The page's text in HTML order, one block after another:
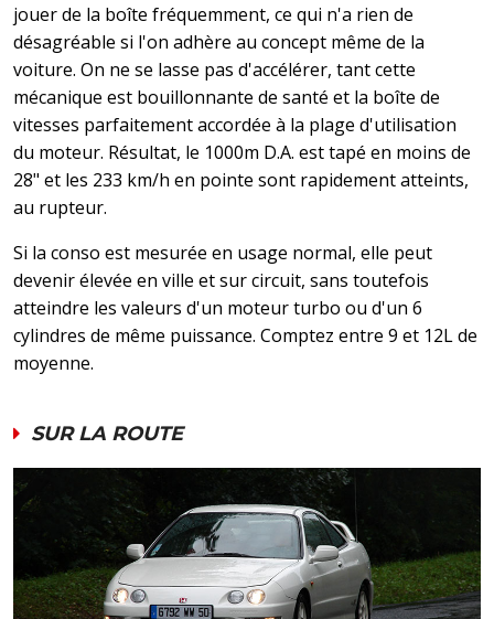
jouer de la boîte fréquemment, ce qui n'a rien de
désagréable si l'on adhère au concept même de la
voiture. On ne se lasse pas d'accélérer, tant cette
mécanique est bouillonnante de santé et la boîte de
vitesses parfaitement accordée à la plage d'utilisation
du moteur. Résultat, le 1000m D.A. est tapé en moins de
28" et les 233 km/h en pointe sont rapidement atteints,
au rupteur.
Si la conso est mesurée en usage normal, elle peut
devenir élevée en ville et sur circuit, sans toutefois
atteindre les valeurs d'un moteur turbo ou d'un 6
cylindres de même puissance. Comptez entre 9 et 12L de
moyenne.
SUR LA ROUTE